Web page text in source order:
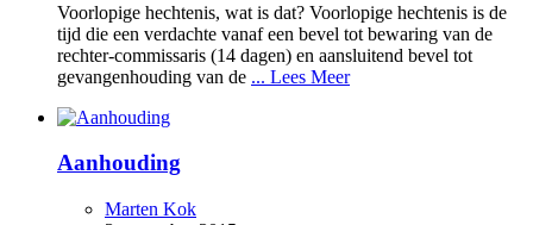
Voorlopige hechtenis, wat is dat? Voorlopige hechtenis is de
tijd die een verdachte vanaf een bevel tot bewaring van de
rechter-commissaris (14 dagen) en aansluitend bevel tot
gevangenhouding van de ... Lees Meer
Aanhouding
Marten Kok